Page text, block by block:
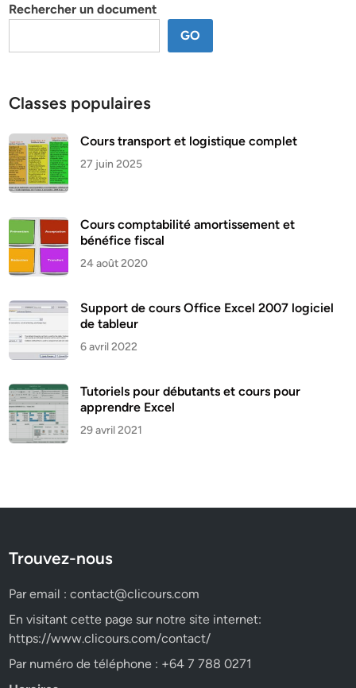
Rechercher un document
GO
Classes populaires
Cours transport et logistique complet
27 juin 2025
Cours comptabilité amortissement et
bénéfice fiscal
24 août 2020
Support de cours Office Excel 2007 logiciel
de tableur
6 avril 2022
Tutoriels pour débutants et cours pour
apprendre Excel
29 avril 2021
Trouvez-nous
Par email :contact@clicours.com
En visitant cette page sur notre site internet:
https://www.clicours.com/contact/
Par numéro de téléphone : +64 7 788 0271